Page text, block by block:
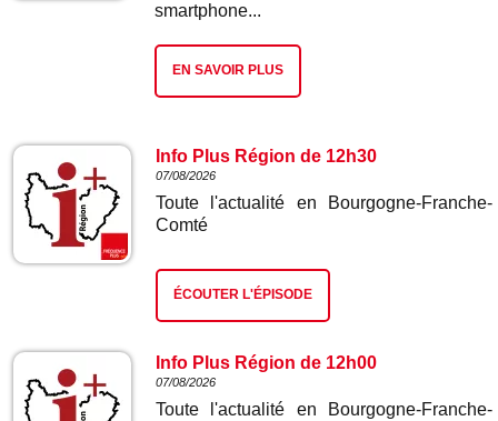
smartphone...
EN SAVOIR PLUS
Info Plus Région de 12h30
07/08/2026
Toute l'actualité en Bourgogne-Franche-
Comté
ÉCOUTER L'ÉPISODE
Info Plus Région de 12h00
07/08/2026
Toute l'actualité en Bourgogne-Franche-